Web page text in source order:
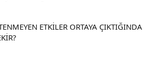
ETKİLER ORTAYA ÇIKTIĞINDA